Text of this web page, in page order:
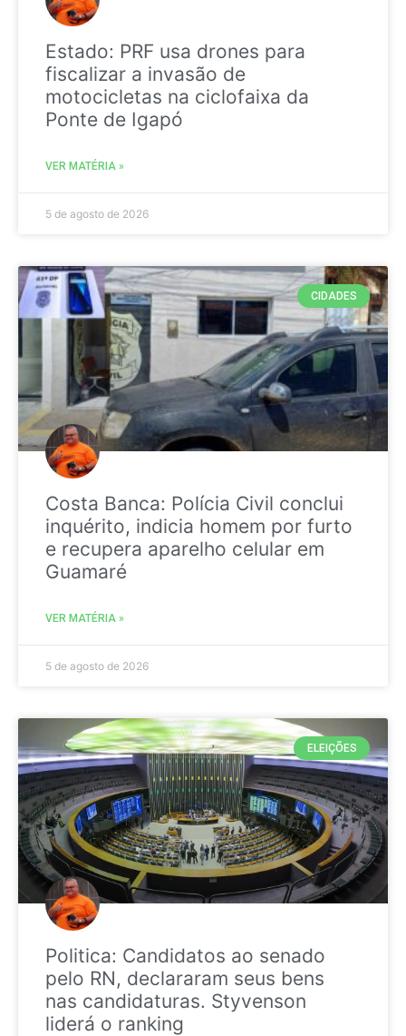
Estado: PRF usa drones para
fiscalizar a invasão de
motocicletas na ciclofaixa da
Ponte de Igapó
VER MATÉRIA »
5 de agosto de 2026
CIDADES
Costa Banca: Polícia Civil conclui
inquérito, indicia homem por furto
e recupera aparelho celular em
Guamaré
VER MATÉRIA »
5 de agosto de 2026
ELEIÇÕES
Politica: Candidatos ao senado
pelo RN, declararam seus bens
nas candidaturas. Styvenson
liderá o ranking